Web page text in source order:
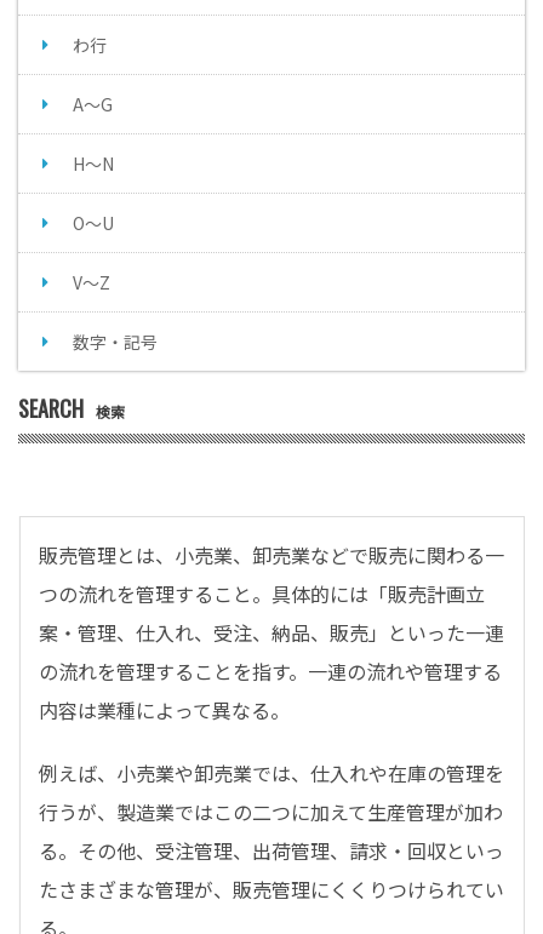
わ行
A～G
H～N
O～U
V～Z
数字・記号
SEARCH 検索
販売管理とは、小売業、卸売業などで販売に関わる一
つの流れを管理すること。具体的には「販売計画立
案・管理、仕入れ、受注、納品、販売」といった一連
の流れを管理することを指す。一連の流れや管理する
内容は業種によって異なる。
例えば、小売業や卸売業では、仕入れや在庫の管理を
行うが、製造業ではこの二つに加えて生産管理が加わ
る。その他、受注管理、出荷管理、請求・回収といっ
たさまざまな管理が、販売管理にくくりつけられてい
る。